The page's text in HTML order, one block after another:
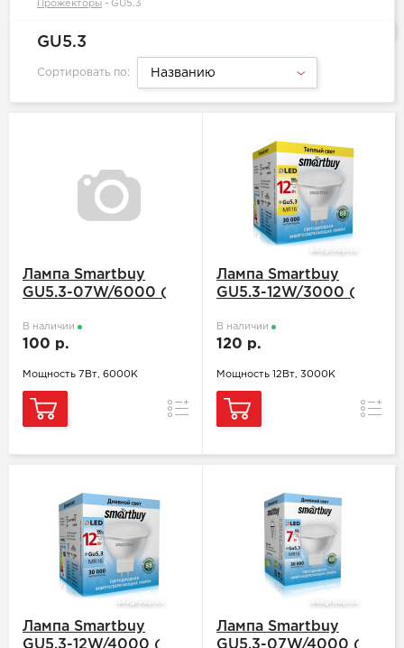
Прожекторы - GU5.3
GU5.3
Сортировать по: Названию
Лампа Smartbuy
GU5.3-07W/6000 (
В наличии
100 р.
Мощность 7Вт, 6000К
Сравнение
Лампа Smartbuy
GU5.3-12W/3000 (
В наличии
120 р.
Мощность 12Вт, 3000К
Лампа Smartbuy
GU5.3-12W/4000 (
Лампа Smartbuy
GU5.3-07W/4000 (